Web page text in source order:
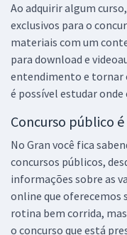
Ao adquirir algum
exclusivos para o
materiais com um
para download e
entendimento e tornar
é possível estudar onde
Concurso público é
No Gran você fica
concursos públicos,
informações sobre as
online que oferecemos
rotina bem corrida,
o concurso que está